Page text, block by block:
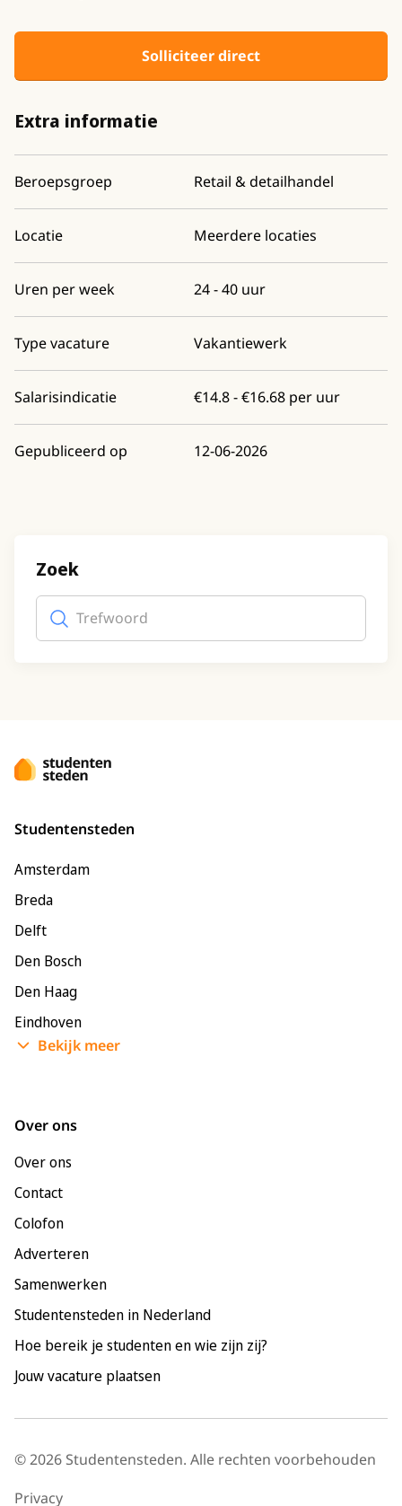
Solliciteer direct
Extra informatie
Beroepsgroep Retail & detailhandel
Locatie Meerdere locaties
Uren per week 24 - 40 uur
Type vacature Vakantiewerk
Salarisindicatie €14.8 - €16.68 per uur
Gepubliceerd op 12-06-2026
Zoek
Trefwoord
Studentensteden
Amsterdam
Breda
Delft
Den Bosch
Den Haag
Eindhoven
Enschede
Bekijk meer
Over ons
Over ons
Contact
Colofon
Adverteren
Samenwerken
Studentensteden in Nederland
Hoe bereik je studenten en wie zijn zij?
Jouw vacature plaatsen
© 2026 Studentensteden. Alle rechten voorbehouden
Privacy